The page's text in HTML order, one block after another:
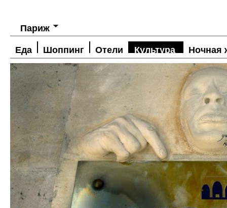
Париж
Еда Шоппинг Отели Культура Ночная